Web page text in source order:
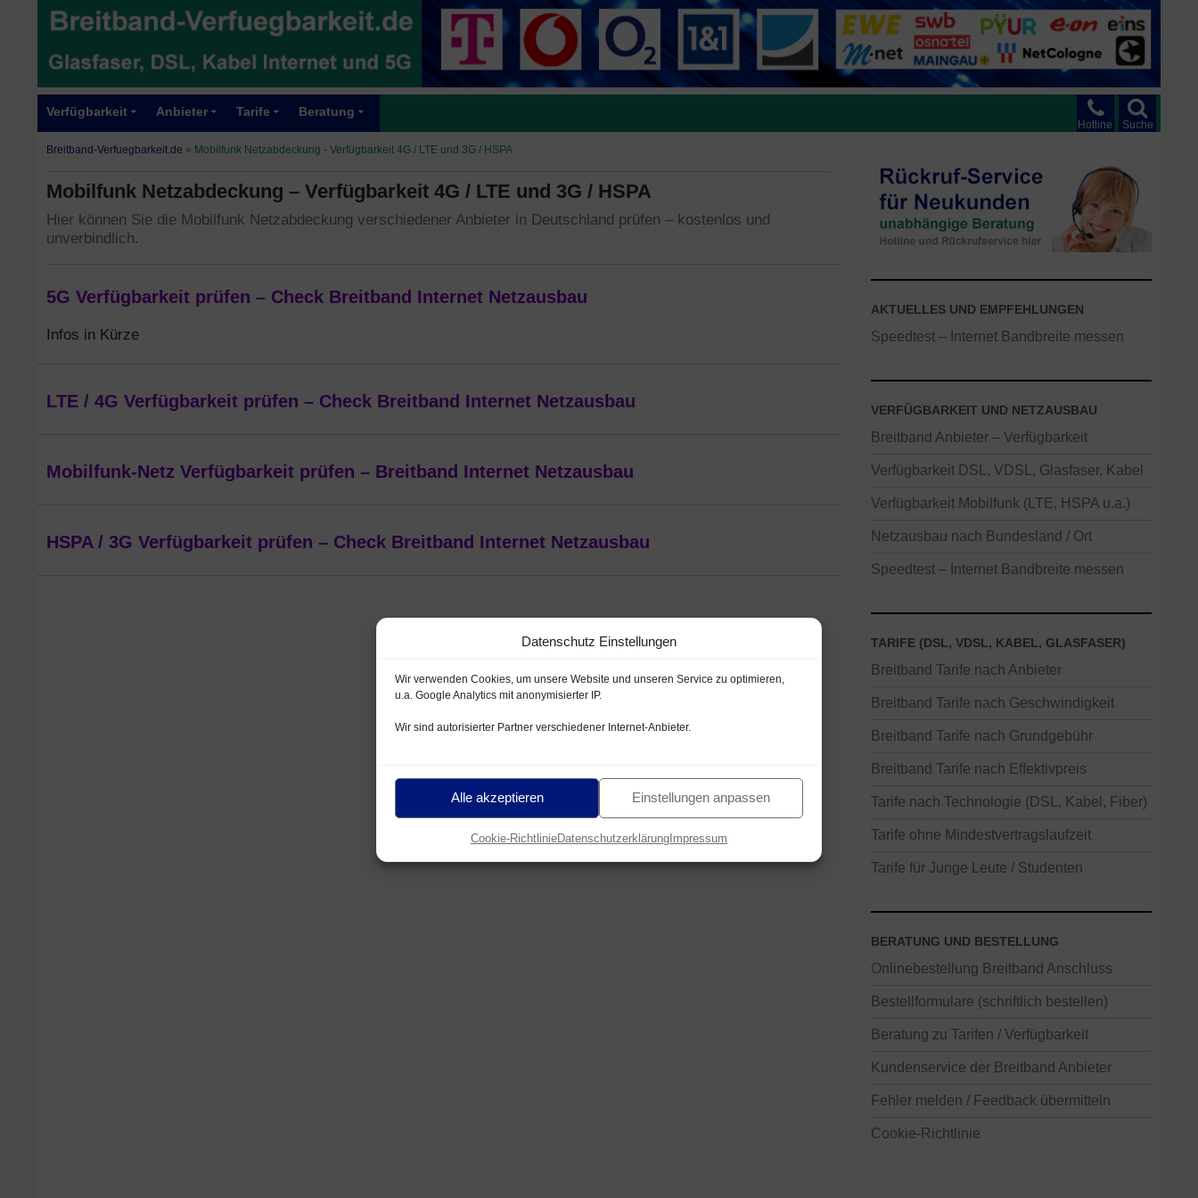
Datenschutz Einstellungen
Wir verwenden Cookies, um unsere Website und unseren Service zu optimieren,
u.a. Google Analytics mit anonymisierter IP.
Wir sind autorisierter Partner verschiedener Internet-Anbieter.
Alle akzeptieren Einstellungen anpassen
Cookie-RichtlinieDatenschutzerklärungImpressum
Suche
Hotline
Verfügbarkeit Anbieter Tarife Beratung
Breitband-Verfuegbarkeit.de » Mobilfunk Netzabdeckung - Verfügbarkeit 4G / LTE und 3G / HSPA
Mobilfunk Netzabdeckung – Verfügbarkeit 4G / LTE und 3G / HSPA
Hier können Sie die Mobilfunk Netzabdeckung verschiedener Anbieter in Deutschland prüfen – kostenlos und
unverbindlich.
5G Verfügbarkeit prüfen – Check Breitband Internet Netzausbau
Infos in Kürze
LTE / 4G Verfügbarkeit prüfen – Check Breitband Internet Netzausbau
Mobilfunk-Netz Verfügbarkeit prüfen – Breitband Internet Netzausbau
HSPA / 3G Verfügbarkeit prüfen – Check Breitband Internet Netzausbau
AKTUELLES UND EMPFEHLUNGEN
Speedtest – Internet Bandbreite messen
VERFÜGBARKEIT UND NETZAUSBAU
Breitband Anbieter – Verfügbarkeit
Verfügbarkeit DSL, VDSL, Glasfaser, Kabel
Verfügbarkeit Mobilfunk (LTE, HSPA u.a.)
Netzausbau nach Bundesland / Ort
Speedtest – Internet Bandbreite messen
TARIFE (DSL, VDSL, KABEL, GLASFASER)
Breitband Tarife nach Anbieter
Breitband Tarife nach Geschwindigkeit
Breitband Tarife nach Grundgebühr
Breitband Tarife nach Effektivpreis
Tarife nach Technologie (DSL, Kabel, Fiber)
Tarife ohne Mindestvertragslaufzeit
Tarife für Junge Leute / Studenten
BERATUNG UND BESTELLUNG
Onlinebestellung Breitband Anschluss
Bestellformulare (schriftlich bestellen)
Beratung zu Tarifen / Verfügbarkeit
Kundenservice der Breitband Anbieter
Fehler melden / Feedback übermitteln
Cookie-Richtlinie